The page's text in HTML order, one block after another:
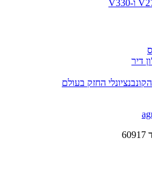
החזק בעולם